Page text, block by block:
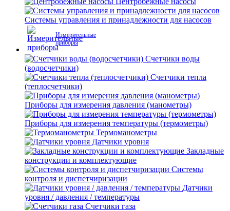
Системы управления и принадлежности для насосов
Измерительные
приборы
Счетчики воды
(водосчетчики)
Счетчики тепла
(теплосчетчики)
Приборы для измерения давления (манометры)
Приборы для измерения температуры (термометры)
Термоманометры
Датчики уровня
Закладные
конструкции и комплектующие
Системы
контроля и диспетчиризации
Датчики
уровня / давления / температуры
Счетчики газа